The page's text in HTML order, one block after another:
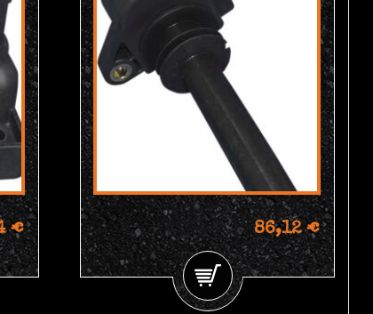
€ 86,12 €